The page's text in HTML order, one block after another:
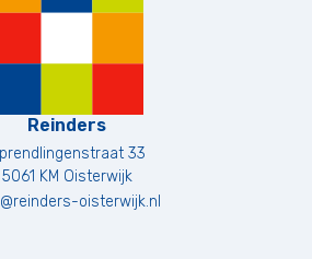
Reinders
33
5061 KM Oisterwijk
oisterwijk.nl